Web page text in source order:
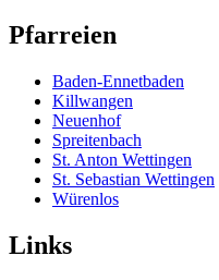
Pfarreien
Baden-Ennetbaden
Killwangen
Neuenhof
Spreitenbach
St. Anton Wettingen
St. Sebastian Wettingen
Würenlos
Links